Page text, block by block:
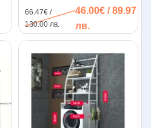
66.47€ /
130.00 лв.
46.00€ / 89.97
лв.